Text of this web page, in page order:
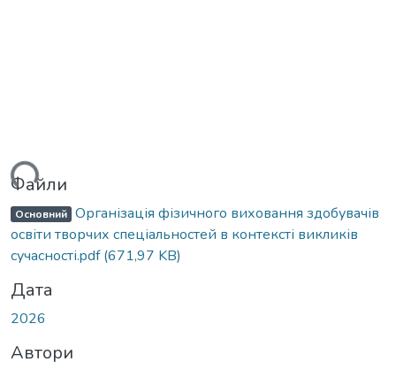
Файли
Основний Організація фізичного виховання здобувачів
освіти творчих спеціальностей в контексті викликів
сучасності.pdf(671,97 KB)
Дата
2026
Автори